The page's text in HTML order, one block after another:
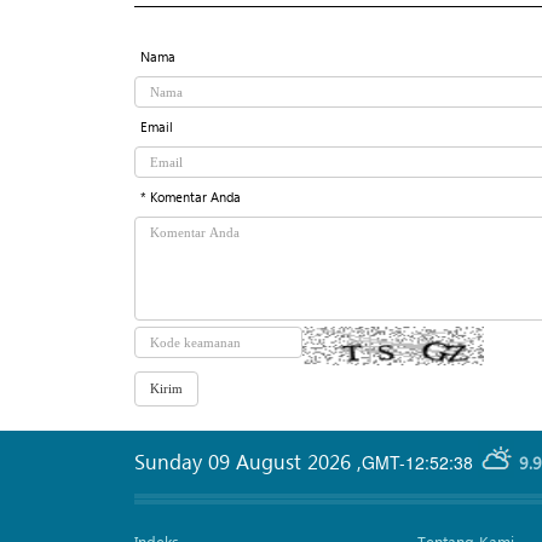
Nama
Email
* Komentar Anda
GMT-12:52:38
Sunday 09 August 2026 ,